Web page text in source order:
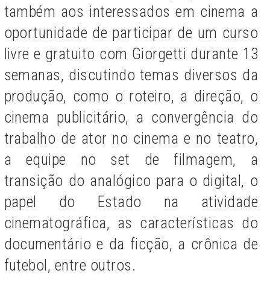
também aos interessados em cinema a
oportunidade de participar de um curso
livre e gratuito com Giorgetti durante 13
semanas, discutindo temas diversos da
produção, como o roteiro, a direção, o
cinema publicitário, a convergência do
trabalho de ator no cinema e no teatro,
a equipe no set de filmagem, a
transição do analógico para o digital, o
papel do Estado na atividade
cinematográfica, as características do
documentário e da ficção, a crônica de
futebol, entre outros.